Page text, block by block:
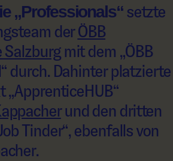
„Professionals“setzte
derÖBB
mit dem „ÖBB
durch. Dahinter platzierte
„ApprenticeHUB“
und den dritten
Tinder“, ebenfalls von